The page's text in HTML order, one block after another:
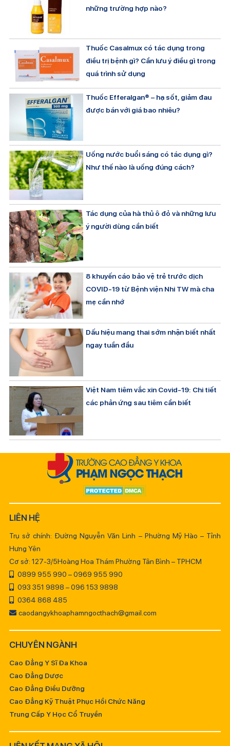
những trường hợp nào?
Thuốc Casalmux có tác dụng trong
điều trị bệnh gì? Cần lưu ý điều gì trong
quá trình sử dụng
Thuốc Efferalgan® – hạ sốt, giảm đau
được bán với giá bao nhiêu?
Uống nước buổi sáng có tác dụng gì?
Như thế nào là uống đúng cách?
Tác dụng của hà thủ ô đỏ và những lưu
ý người dùng cần biết
8 khuyến cáo bảo vệ trẻ trước dịch
COVID-19 từ Bệnh viện Nhi TW mà cha
mẹ cần nhớ
Dấu hiệu mang thai sớm nhận biết nhất
ngay tuần đầu
Việt Nam tiêm vắc xin Covid-19: Chi tiết
các phản ứng sau tiêm cần biết
LIÊN HỆ
Trụ sở chính: Đường Nguyễn Văn Linh – Phường Mỹ Hào – Tỉnh
Hưng Yên
Cơ sở: 127-3/5Hoàng Hoa Thám Phường Tân Bình – TPHCM
0899 955 990 – 0969 955 990
093 351 9898 – 096 153 9898
0364 868 485
caodangykhoaphamngocthach@gmail.com
CHUYÊN NGÀNH
Cao Đẳng Y Sĩ Đa Khoa
Cao Đẳng Dược
Cao Đẳng Điều Dưỡng
Cao Đẳng Kỹ Thuật Phục Hồi Chức Năng
Trung Cấp Y Học Cổ Truyền